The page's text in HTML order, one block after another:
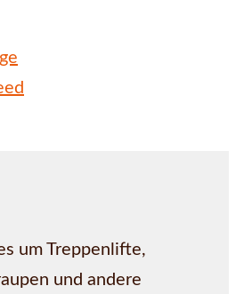
um Treppenlifte,
und andere